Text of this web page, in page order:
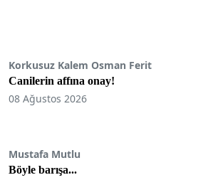
Korkusuz Kalem Osman Ferit
Canilerin affına onay!
08 Ağustos 2026
Mustafa Mutlu
Böyle barışa...